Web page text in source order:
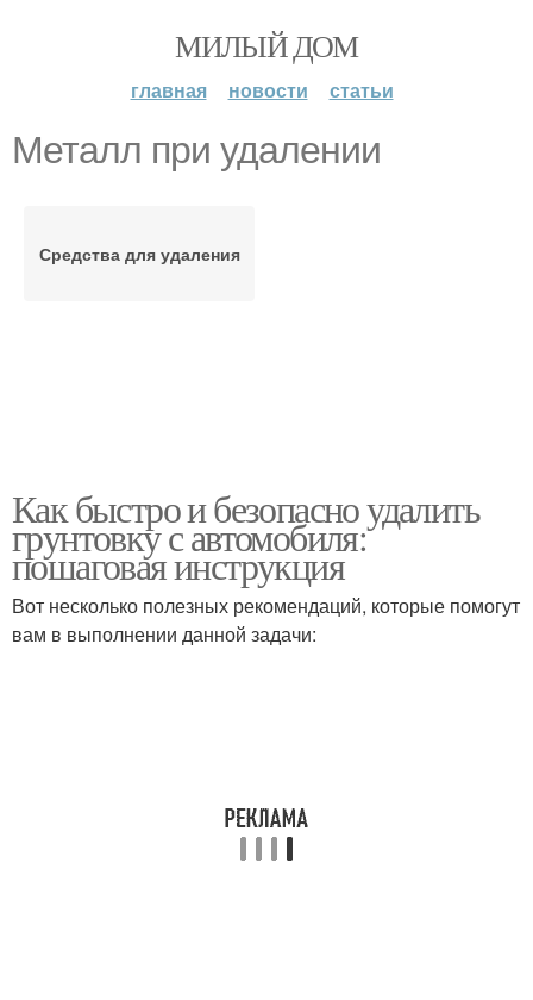
МИЛЫЙ ДОМ
главная новости статьи
Металл при удалении
Средства для удаления
Как быстро и безопасно удалить
грунтовку с автомобиля:
пошаговая инструкция
Вот несколько полезных рекомендаций, которые помогут
вам в выполнении данной задачи: